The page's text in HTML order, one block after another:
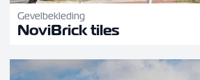
Gevelbekleding
NoviBrick tiles